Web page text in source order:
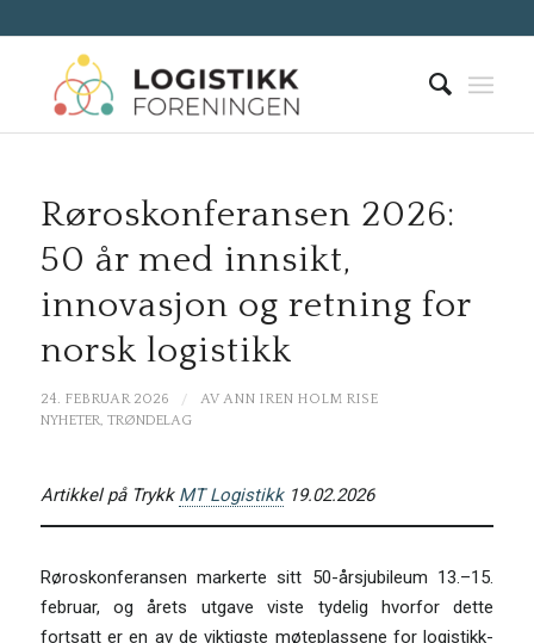
Røroskonferansen 2026:
50 år med innsikt,
innovasjon og retning for
norsk logistikk
24. FEBRUAR 2026 / AV ANN IREN HOLM RISE
NYHETER, TRØNDELAG
Artikkel på Trykk MT Logistikk19.02.2026
Røroskonferansen markerte sitt 50-årsjubileum 13.–15.
februar, og årets utgave viste tydelig hvorfor dette
fortsatt er en av de viktigste møteplassene for logistikk-